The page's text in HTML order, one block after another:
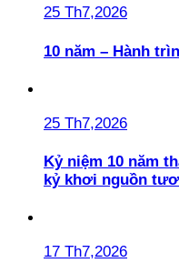
25 Th7,2026
10 năm – Hành
25 Th7,2026
Kỷ niệm 10 năm
kỷ khơi nguồn
17 Th7,2026